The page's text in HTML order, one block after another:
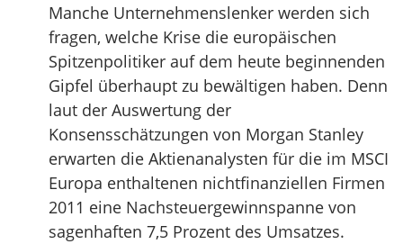
Manche Unternehmenslenker werden sich
fragen, welche Krise die europäischen
Spitzenpolitiker auf dem heute beginnenden
Gipfel überhaupt zu bewältigen haben. Denn
laut der Auswertung der
Konsensschätzungen von Morgan Stanley
erwarten die Aktienanalysten für die im MSCI
Europa enthaltenen nichtfinanziellen Firmen
2011 eine Nachsteuergewinnspanne von
sagenhaften 7,5 Prozent des Umsatzes.